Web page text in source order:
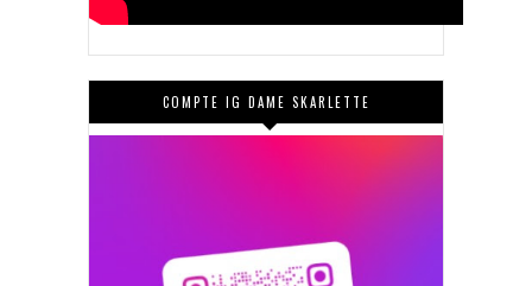
COMPTE IG DAME SKARLETTE